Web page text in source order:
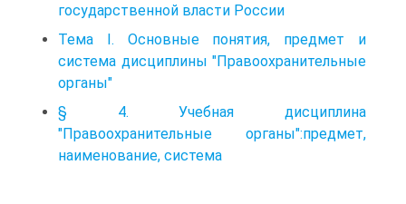
государственной власти России
Тема I. Основные понятия, предмет и
система дисциплины "Правоохранительные
органы"
§ 4. Учебная дисциплина
"Правоохранительные органы":предмет,
наименование, система